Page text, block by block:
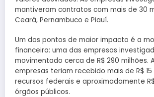
mantiveram contratos com mais de 30
Ceará, Pernambuco e Piauí.
Um dos pontos de maior impacto é a
financeira: uma das empresas
movimentado cerca de R$ 290 milhões.
empresas teriam recebido mais de R$
recursos federais e aproximadamente
órgãos públicos.